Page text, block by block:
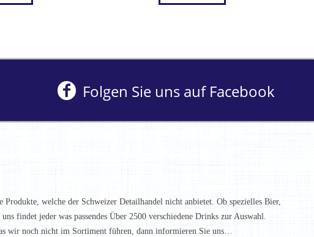
Folgen Sie uns auf Facebook
welche der Schweizer Detailhandel nicht anbietet. Ob spezielles Bier,
findet jeder was passendes Über 2500 verschiedene Drinks zur Auswahl.
wir noch nicht im Sortiment führen, dann informieren Sie uns…